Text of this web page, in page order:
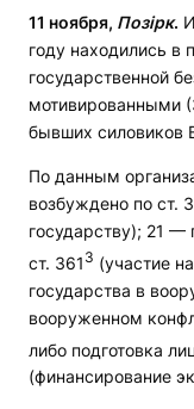
11 ноября, Позірк.
году находились в
государственной
мотивированными
бывших силовиков
По данным
возбуждено по ст.
государству); 21
ст. 361 3 (участие
государства в
вооруженном
либо подготовка
(финансирование